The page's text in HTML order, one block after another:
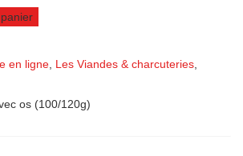
en ligne Les Viandes & charcuteries
os (100/120g)